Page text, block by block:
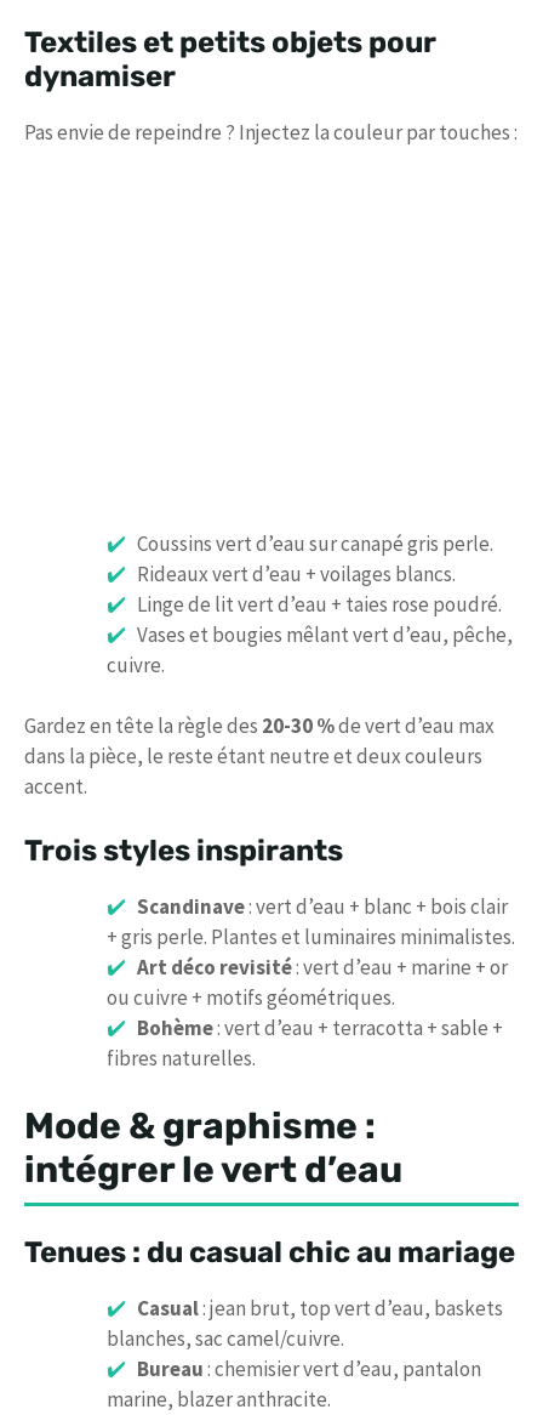
Textiles et petits objets pour
dynamiser
Pas envie de repeindre ? Injectez la couleur par touches :
Coussins vert d’eau sur canapé gris perle.
Rideaux vert d’eau + voilages blancs.
Linge de lit vert d’eau + taies rose poudré.
Vases et bougies mêlant vert d’eau, pêche,
cuivre.
Gardez en tête la règle des 20-30 %de vert d’eau max
dans la pièce, le reste étant neutre et deux couleurs
accent.
Trois styles inspirants
Scandinave: vert d’eau + blanc + bois clair
+ gris perle. Plantes et luminaires minimalistes.
Art déco revisité: vert d’eau + marine + or
ou cuivre + motifs géométriques.
Bohème: vert d’eau + terracotta + sable +
fibres naturelles.
Mode & graphisme :
intégrer le vert d’eau
Tenues : du casual chic au mariage
Casual: jean brut, top vert d’eau, baskets
blanches, sac camel/cuivre.
Bureau: chemisier vert d’eau, pantalon
marine, blazer anthracite.